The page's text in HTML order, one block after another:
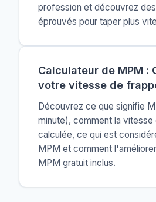
profession et découvrez
éprouvés pour taper plus
Calculateur de MPM :
votre vitesse de
Découvrez ce que signifie
minute), comment la
calculée, ce qui est
MPM et comment
MPM gratuit inclus.